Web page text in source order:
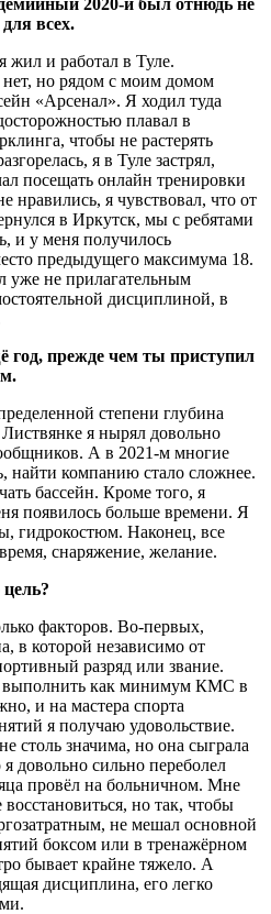
всех.
жил и работал в Туле.
но рядом с моим домом
«Арсенал». Я ходил туда
плавал в
чтобы не растерять
я в Туле застрял,
посещать онлайн тренировки
я чувствовал, что от
в Иркутск, мы с ребятами
и у меня получилось
предыдущего максимума 18.
уже не прилагательным
дисциплиной, в
год, прежде чем ты приступил
степени глубина
я нырял довольно
А в 2021-м многие
найти компанию стало сложнее.
бассейн. Кроме того, я
появилось больше времени. Я
гидрокостюм. Наконец, все
снаряжение, желание.
факторов. Во-первых,
в которой независимо от
разряд или звание.
выполнить как минимум КМС в
и на мастера спорта
я получаю удовольствие.
столь значима, но она сыграла
довольно сильно переболел
провёл на больничном. Мне
но так, чтобы
не мешал основной
боксом или в тренажёрном
бывает крайне тяжело. А
дисциплина, его легко